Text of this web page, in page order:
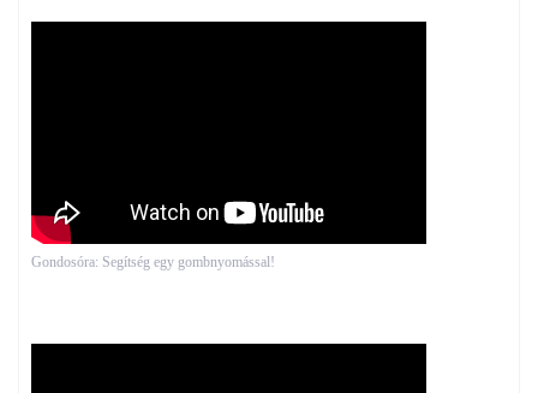
Gondosóra: Segítség egy gombnyomással!